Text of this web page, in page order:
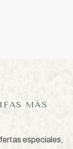
MÁS
especiales,